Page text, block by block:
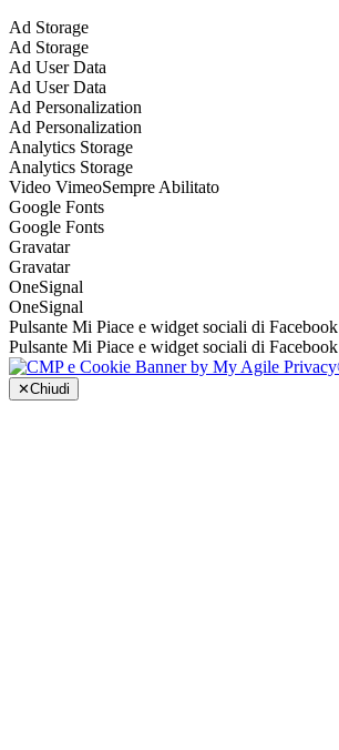
Ad Storage
Ad Storage
Ad User Data
Ad User Data
Ad Personalization
Ad Personalization
Analytics Storage
Analytics Storage
Video VimeoSempre Abilitato
Google Fonts
Google Fonts
Gravatar
Gravatar
OneSignal
OneSignal
Pulsante Mi Piace e widget sociali di Facebook
Pulsante Mi Piace e widget sociali di Facebook
✕Chiudi